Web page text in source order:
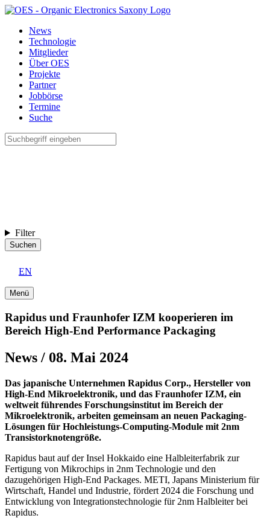
News
Technologie
Mitglieder
Über OES
Projekte
Partner
Jobbörse
Termine
Suche
Filter
Suchen
EN
Menü
Rapidus und Fraunhofer IZM kooperieren im
Bereich High-End Performance Packaging
News / 08. Mai 2024
Das japanische Unternehmen Rapidus Corp., Hersteller von
High-End Mikroelektronik, und das Fraunhofer IZM, ein
weltweit führendes Forschungsinstitut im Bereich der
Mikroelektronik, arbeiten gemeinsam an neuen Packaging-
Lösungen für Hochleistungs-Computing-Module mit 2nm
Transistorknotengröße.
Rapidus baut auf der Insel Hokkaido eine Halbleiterfabrik zur
Fertigung von Mikrochips in 2nm Technologie und den
dazugehörigen High-End Packages. METI, Japans Ministerium für
Wirtschaft, Handel und Industrie, fördert 2024 die Forschung und
Entwicklung von Integrationstechnologie für 2nm Halbleiter bei
Rapidus.